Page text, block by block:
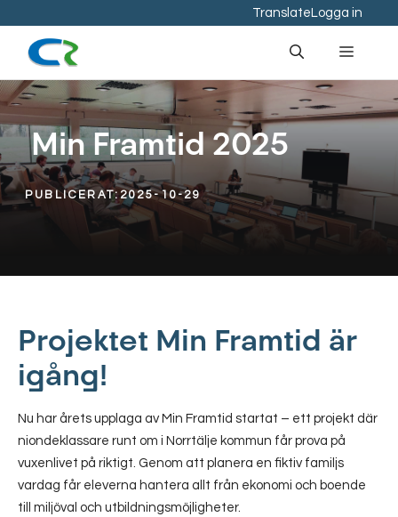
innehåll
Translate Logga in
Meny
Min Framtid 2025
PUBLICERAT:2025-10-29
Projektet Min Framtid är
igång!
Nu har årets upplaga av Min Framtid startat – ett projekt där
niondeklassare runt om i Norrtälje kommun får prova på
vuxenlivet på riktigt. Genom att planera en fiktiv familjs
vardag får eleverna hantera allt från ekonomi och boende
till miljöval och utbildningsmöjligheter.